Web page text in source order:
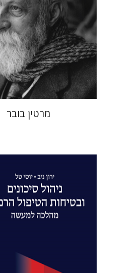
הנחת אתר ספר מודפס
$35
$32
מרטין בובר
ירון ניב יוסי טל